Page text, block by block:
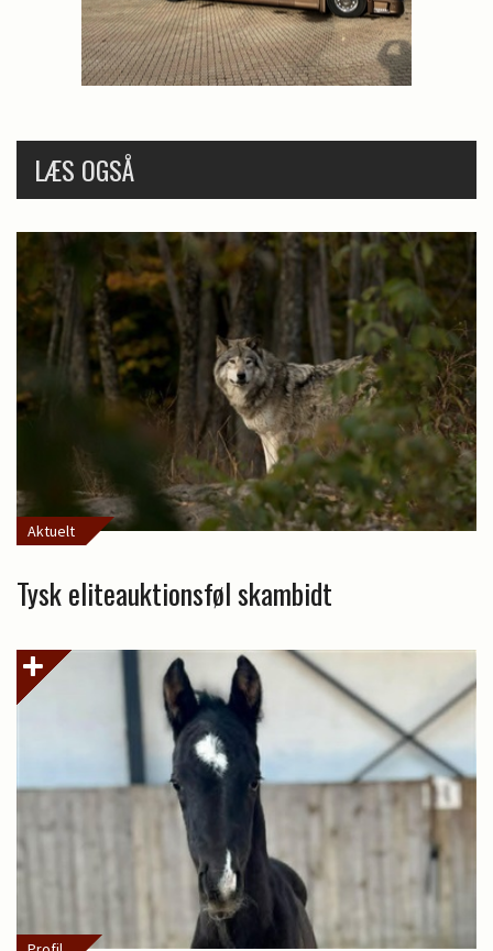
LÆS OGSÅ
Aktuelt
Tysk eliteauktionsføl skambidt